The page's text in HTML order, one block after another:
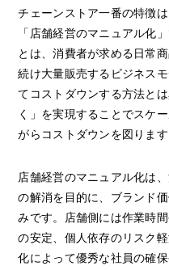
チェーンストア一番の特徴
「店舗経営のマニュアル化
とは、消費者が求める日常
続け大量販売するビジネス
てコストダウンする方法と
く」を実現することでスケ
がらコストダウンを図ります
店舗経営のマニュアル化は
の解消を目的に、ブランド
みです。店舗側には作業時
の安定、個人依存のリスク
化によって優秀な社員の確